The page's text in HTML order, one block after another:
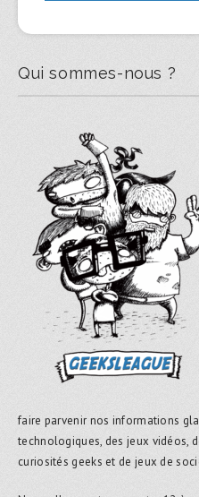
Qui sommes-nous ?
faire parvenir nos informations
technologiques, des jeux vidéos,
curiosités geeks et de jeux de